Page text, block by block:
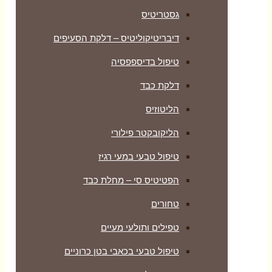
גסטריטיס
דיבריטיקוליטיס – דלקת הסעיפים
טיפול בדיספפסיה
דלקת כבד
הליטוזיס
הליקובקטר פילורי
טיפול טבעי במעי רגיז
הפטיטיס סי – מחלת כבד
טחורים
טפילים ותולעי מעיים
טיפול טבעי בכאבי בטן כרוניים